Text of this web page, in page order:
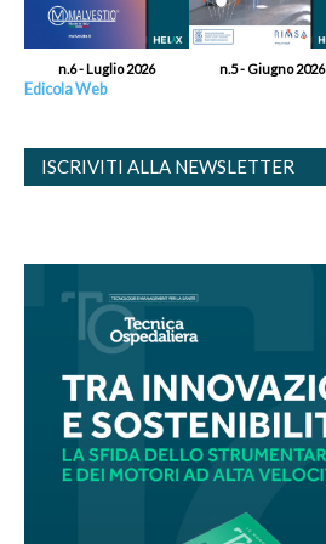
n.6 - Luglio 2026 n.5 - Giugno 2026
Edicola Web
ISCRIVITI ALLA NEWSLETTER